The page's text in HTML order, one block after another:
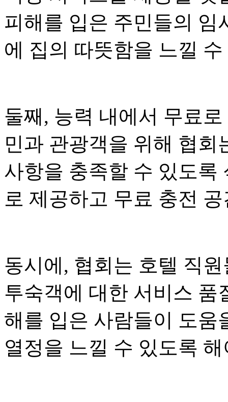
피해를 입은 주민들의 임
에 집의 따뜻함을 느낄
둘째, 능력 내에서 무료
민과 관광객을 위해 협
사항을 충족할 수 있도록
로 제공하고 무료 충전
동시에, 협회는 호텔 직
투숙객에 대한 서비스 품
해를 입은 사람들이 도움
열정을 느낄 수 있도록